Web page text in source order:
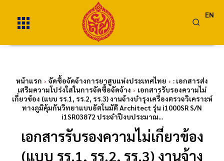
EN
หน้าแรก จัดซื้อจัดจ้างการยาสูบแห่งประเทศไทย
: เอกสารส่ง
เสริมความโปร่งใสในการจัดซื้อจัดจ้าง
เอกสารรับรองความไม่
เกี่ยวข้อง (แบบ รร.1, รร.2, รร.3) งานจ้างบำรุงเครื่องตรวจวิเคราะห์
ทางภูมิคุ้มกันวิทยาแบบอัตโนมัติ Architect รุ่น i1000SR S/N
i1SR03872 ประจำปีงบประมาณ...
เอกสารรับรองความไม่เกี่ยวข้อง
(แบบ รร.1, รร.2, รร.3) งานจ้าง